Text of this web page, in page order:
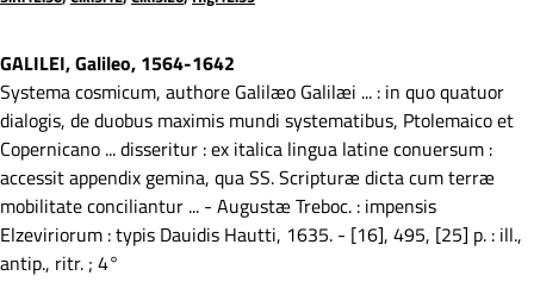
GALILEI, Galileo, 1564-1642
Systema cosmicum, authore Galilæo Galilæi ... : in quo quatuor
dialogis, de duobus maximis mundi systematibus, Ptolemaico et
Copernicano ... disseritur : ex italica lingua latine conuersum :
accessit appendix gemina, qua SS. Scripturæ dicta cum terræ
mobilitate conciliantur ... - Augustæ Treboc. : impensis
Elzeviriorum : typis Dauidis Hautti, 1635. - [16], 495, [25] p. : ill.,
antip., ritr. ; 4°